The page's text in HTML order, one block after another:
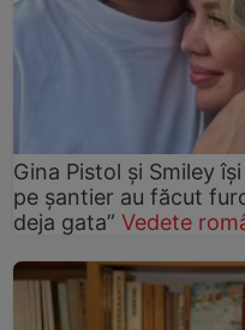
Gina Pistol și Smiley
pe șantier au făcut
deja gata” Vedete